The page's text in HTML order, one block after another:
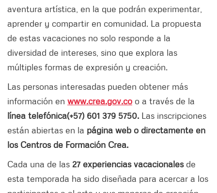
aventura artística, en la que podrán experimentar,
aprender y compartir en comunidad. La propuesta
de estas vacaciones no solo responde a la
diversidad de intereses, sino que explora las
múltiples formas de expresión y creación.
Las personas interesadas pueden obtener más
información en www.crea.gov.co o a través de la
línea telefónica(+57) 601 379 5750. Las inscripciones
están abiertas en la página web o directamente en
los Centros de Formación Crea.
Cada una de las 27 experiencias vacacionalesde
esta temporada ha sido diseñada para acercar a los